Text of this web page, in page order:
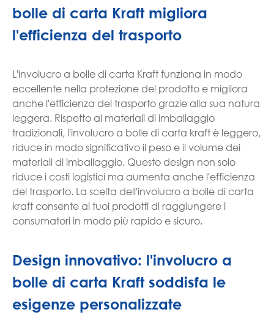
bolle di carta Kraft migliora
l'efficienza del trasporto
L'involucro a bolle di carta Kraft funziona in modo
eccellente nella protezione del prodotto e migliora
anche l'efficienza del trasporto grazie alla sua natura
leggera. Rispetto ai materiali di imballaggio
tradizionali, l'involucro a bolle di carta kraft è leggero,
riduce in modo significativo il peso e il volume dei
materiali di imballaggio. Questo design non solo
riduce i costi logistici ma aumenta anche l'efficienza
del trasporto. La scelta dell'involucro a bolle di carta
kraft consente ai tuoi prodotti di raggiungere i
consumatori in modo più rapido e sicuro.
Design innovativo: l'involucro a
bolle di carta Kraft soddisfa le
esigenze personalizzate